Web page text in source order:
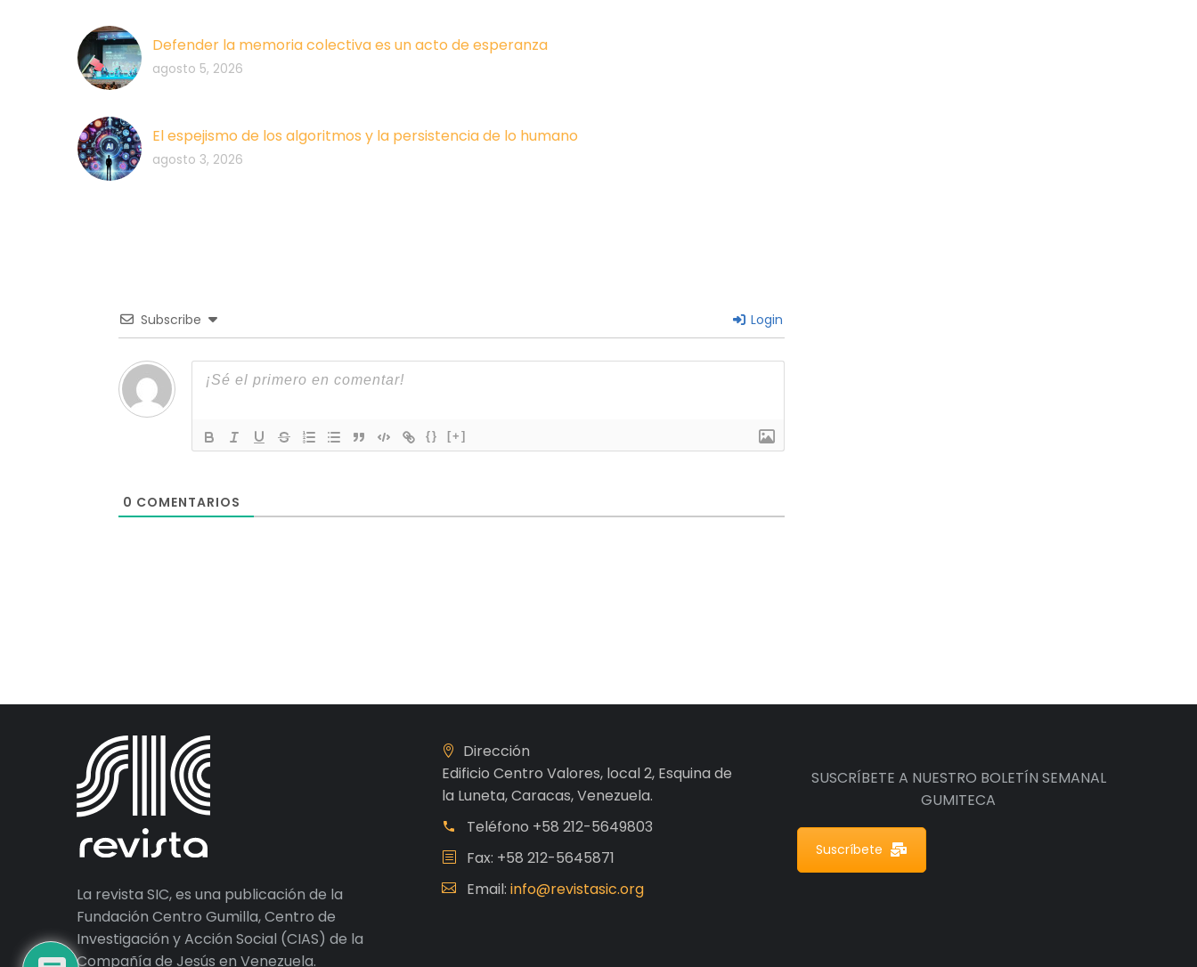
Defender la memoria colectiva es un acto de esperanza
agosto 5, 2026
El espejismo de los algoritmos y la persistencia de lo humano
agosto 3, 2026
Subscribe Login
{} [+]
0 COMENTARIOS
La revista SIC, es una publicación de la
Fundación Centro Gumilla, Centro de
Investigación y Acción Social (CIAS) de la
Compañía de Jesús en Venezuela.
Dirección
Edificio Centro Valores, local 2, Esquina de
la Luneta, Caracas, Venezuela.
Teléfono +58 212-5649803
Fax: +58 212-5645871
Email: info@revistasic.org
SUSCRÍBETE A NUESTRO BOLETÍN SEMANAL
GUMITECA
Suscríbete